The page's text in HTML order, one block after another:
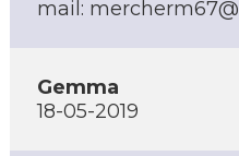
mail:
Gemma
18-05-2019